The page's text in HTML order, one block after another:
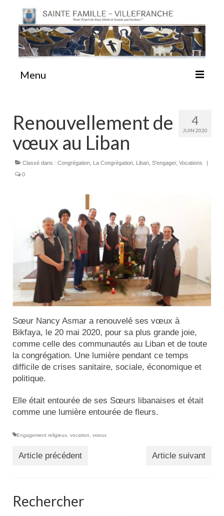
Menu
Sainte Emilie
La Congrégation
La Maison-Mère
Actualités
Tutelle
4
JUIN 2020
Renouvellement de
vœux au Liban
Classé dans : Congrégation La Congrégation Liban S'engager, Vocations
0
Sœur Nancy Asmar a renouvelé ses vœux à
Bikfaya, le 20 mai 2020, pour sa plus grande joie,
comme celle des communautés au Liban et de toute
la congrégation. Une lumière pendant ce temps
difficile de crises sanitaire, sociale, économique et
politique.
Elle était entourée de ses Sœurs libanaises et était
comme une lumière entourée de fleurs.
Engagement religieux, vocation, voeux
Article précédent Article suivant
Rechercher